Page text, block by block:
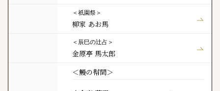
＜祇園祭＞
柳家 あお馬
＜辰巳の辻占＞
金原亭 馬太郎
＜鰻の幇間＞